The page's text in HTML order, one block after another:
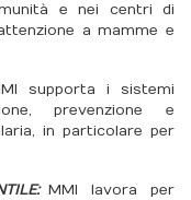
e nei centri di
a mamme e
supporta i sistemi
prevenzione e
in particolare per
MMI lavora per